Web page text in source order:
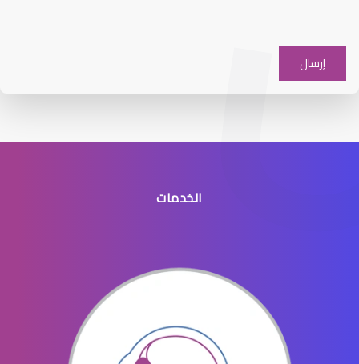
القرنية والقزحية
الخدمات